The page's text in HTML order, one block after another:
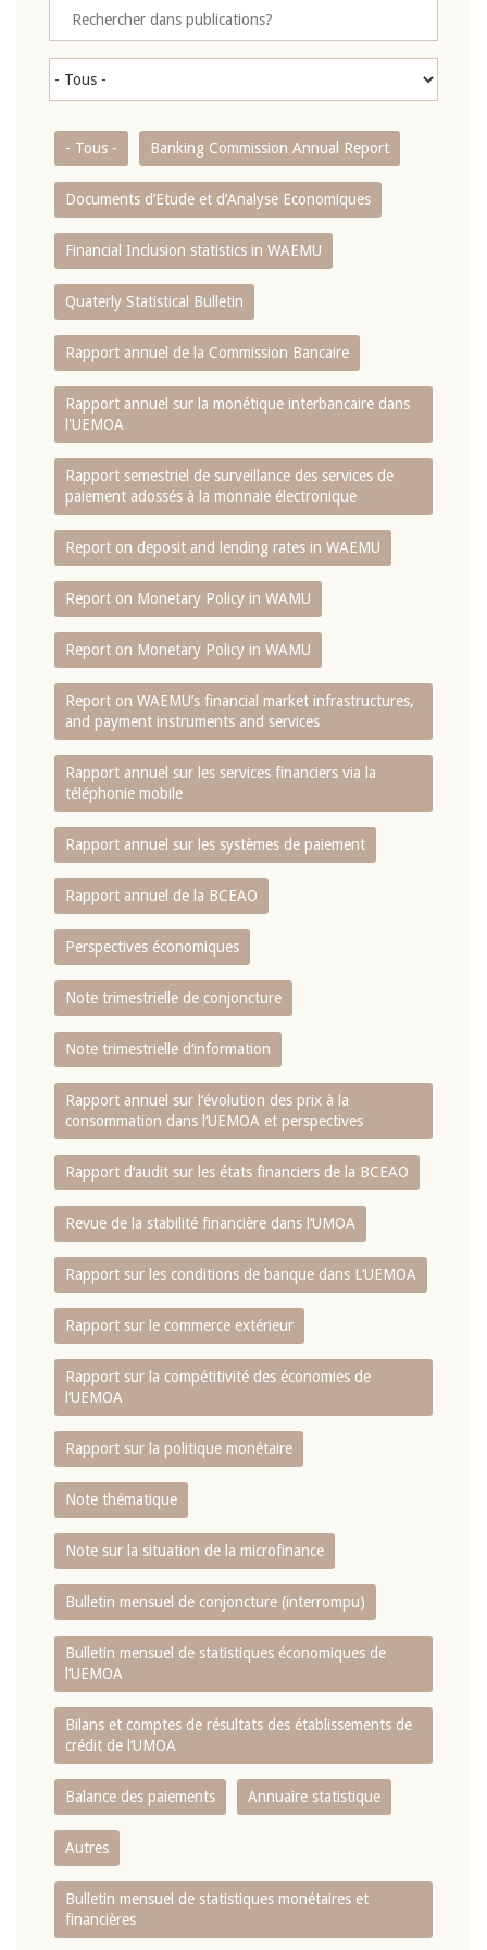
- Tous - Banking Commission Annual Report
Documents d’Etude et d’Analyse Economiques
Financial Inclusion statistics in WAEMU
Quaterly Statistical Bulletin
Rapport annuel de la Commission Bancaire
Rapport annuel sur la monétique interbancaire dans
l'UEMOA
Rapport semestriel de surveillance des services de
paiement adossés à la monnaie électronique
Report on deposit and lending rates in WAEMU
Report on Monetary Policy in WAMU
Report on Monetary Policy in WAMU
Report on WAEMU’s financial market infrastructures,
and payment instruments and services
Rapport annuel sur les services financiers via la
téléphonie mobile
Rapport annuel sur les systèmes de paiement
Rapport annuel de la BCEAO
Perspectives économiques
Note trimestrielle de conjoncture
Note trimestrielle d‘information
Rapport annuel sur l‘évolution des prix à la
consommation dans l‘UEMOA et perspectives
Rapport d‘audit sur les états financiers de la BCEAO
Revue de la stabilité financière dans l‘UMOA
Rapport sur les conditions de banque dans L‘UEMOA
Rapport sur le commerce extérieur
Rapport sur la compétitivité des économies de
l‘UEMOA
Rapport sur la politique monétaire
Note thématique
Note sur la situation de la microfinance
Bulletin mensuel de conjoncture (interrompu)
Bulletin mensuel de statistiques économiques de
l‘UEMOA
Bilans et comptes de résultats des établissements de
crédit de l‘UMOA
Balance des paiements Annuaire statistique
Autres
Bulletin mensuel de statistiques monétaires et
financières